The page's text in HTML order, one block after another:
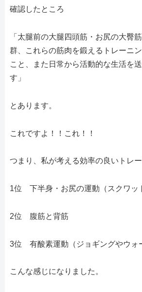
確認したところ
「太腿前の大腿四頭筋・お尻の大臀
群、これらの筋肉を鍛えるトレーニ
こと、また日常から活動的な生活を
す」
とあります。
これですよ！！これ！！
つまり、私が考える効率の良いトレ
1位 下半身・お尻の運動（スクワッ
2位 腹筋と背筋
3位 有酸素運動（ジョギングやウォ
こんな感じになりました。